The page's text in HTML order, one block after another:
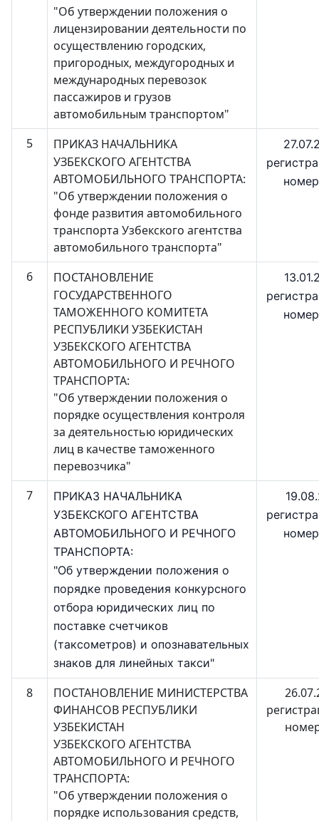
"Об утверждении положения о
лицензировании деятельности по
осуществлению городских,
пригородных, междугородных и
международных перевозок
пассажиров и грузов
автомобильным транспортом"
5
ПРИКАЗ НАЧАЛЬНИКА
УЗБЕКСКОГО АГЕНТСТВА
АВТОМОБИЛЬНОГО ТРАНСПОРТА:
"Об утверждении положения о
фонде развития автомобильного
транспорта Узбекского агентства
автомобильного транспорта"
6
ПОСТАНОВЛЕНИЕ
ГОСУДАРСТВЕННОГО
ТАМОЖЕННОГО КОМИТЕТА
РЕСПУБЛИКИ УЗБЕКИСТАН
УЗБЕКСКОГО АГЕНТСТВА
АВТОМОБИЛЬНОГО И РЕЧНОГО
ТРАНСПОРТА:
"Об утверждении положения о
порядке осуществления контроля
за деятельностью юридических
лиц в качестве таможенного
перевозчика"
7
ПРИКАЗ НАЧАЛЬНИКА
УЗБЕКСКОГО АГЕНТСТВА
АВТОМОБИЛЬНОГО И РЕЧНОГО
ТРАНСПОРТА:
"Об утверждении положения о
порядке проведения конкурсного
отбора юридических лиц по
поставке счетчиков
(таксометров) и опознавательных
знаков для линейных такси"
8
ПОСТАНОВЛЕНИЕ МИНИСТЕРСТВА
ФИНАНСОВ РЕСПУБЛИКИ
УЗБЕКИСТАН
УЗБЕКСКОГО АГЕНТСТВА
АВТОМОБИЛЬНОГО И РЕЧНОГО
ТРАНСПОРТА:
"Об утверждении положения о
порядке использования средств,